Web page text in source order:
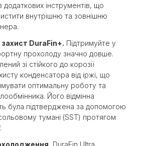
додаткових інструментів, що
внутрішню та зовнішню
DuraFin+. Підтримуйте у
прохолоду значно довше.
зі стійкого до корозії
конденсатора від іржі, що
оптимальну роботу та
Його відмінна
була підтверджена за допомогою
тумані (SST) протягом
DuraFin Ultra.